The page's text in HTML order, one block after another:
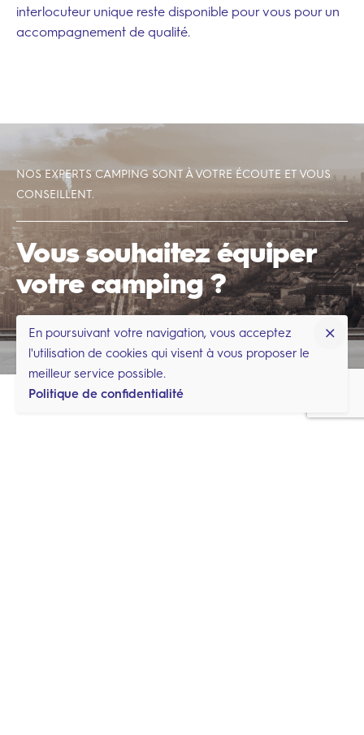
interlocuteur unique reste disponible pour vous pour un
accompagnement de qualité.
NOS EXPERTS CAMPING SONT À VOTRE ÉCOUTE ET VOUS
CONSEILLENT.
Vous souhaitez équiper
votre camping ?
Contactez-nous
En poursuivant votre navigation, vous acceptez
l'utilisation de cookies qui visent à vous proposer le
meilleur service possible.
Politique de confidentialité